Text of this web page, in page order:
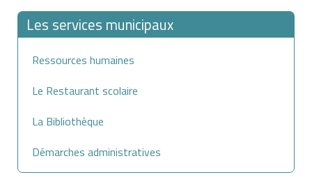
Les services municipaux
Ressources humaines
Le Restaurant scolaire
La Bibliothèque
Démarches administratives